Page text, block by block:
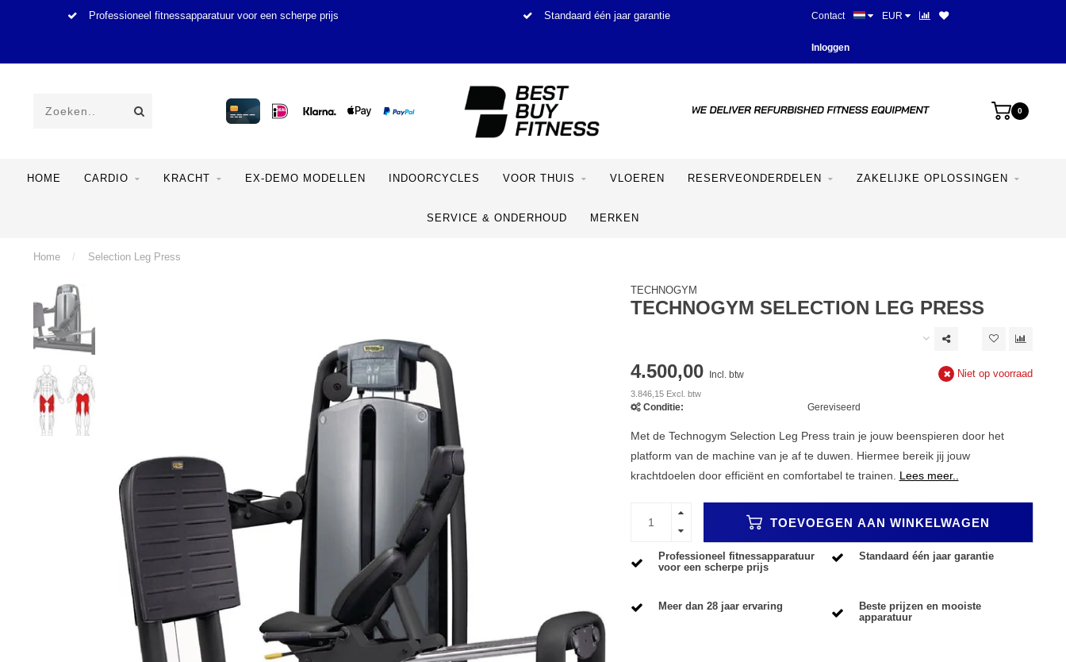
Professioneel fitnessapparatuur voor een scherpe prijs Standaard één jaar garantie Meer dan 28 jaar ervaring
Contact EUR
Inloggen
0
HOME CARDIO KRACHT EX-DEMO MODELLEN INDOORCYCLES VOOR THUIS VLOEREN RESERVEONDERDELEN ZAKELIJKE OPLOSSINGEN
SERVICE & ONDERHOUD MERKEN
Home / Selection Leg Press
TECHNOGYM
TECHNOGYM SELECTION LEG PRESS
4.500,00 Incl. btw
3.846,15 Excl. btw
Niet op voorraad
Conditie: Gereviseerd
Met de Technogym Selection Leg Press train je jouw beenspieren door het
platform van de machine van je af te duwen. Hiermee bereik jij jouw
krachtdoelen door efficiënt en comfortabel te trainen. Lees meer..
TOEVOEGEN AAN WINKELWAGEN
Professioneel fitnessapparatuur
voor een scherpe prijs
Standaard één jaar garantie
Meer dan 28 jaar ervaring
Beste prijzen en mooiste
apparatuur